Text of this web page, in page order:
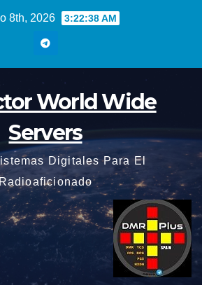
8th, 2026 3:22:39 AM
World Wide
Servers
Digitales Para El
Radioaficionado